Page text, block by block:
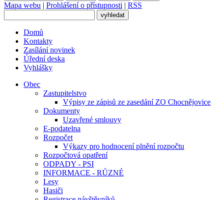
Mapa webu | Prohlášení o přístupnosti | RSS
Domů
Kontakty
Zasílání novinek
Úřední deska
Vyhlášky
Obec
Zastupitelstvo
Výpisy ze zápisů ze zasedání ZO Chocnějovice
Dokumenty
Uzavřené smlouvy
E-podatelna
Rozpočet
Výkazy pro hodnocení plnění rozpočtu
Rozpočtová opatření
ODPADY - PSI
INFORMACE - RŮZNÉ
Lesy
Hasiči